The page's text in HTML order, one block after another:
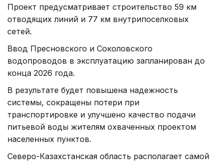
Проект предусматривает строительство 59 км
отводящих линий и 77 км внутрипоселковых
сетей.
Ввод Пресновского и Соколовского
водопроводов в эксплуатацию запланирован до
конца 2026 года.
В результате будет повышена надежность
системы, сокращены потери при
транспортировке и улучшено качество подачи
питьевой воды жителям охваченных проектом
населенных пунктов.
Северо-Казахстанская область располагает самой